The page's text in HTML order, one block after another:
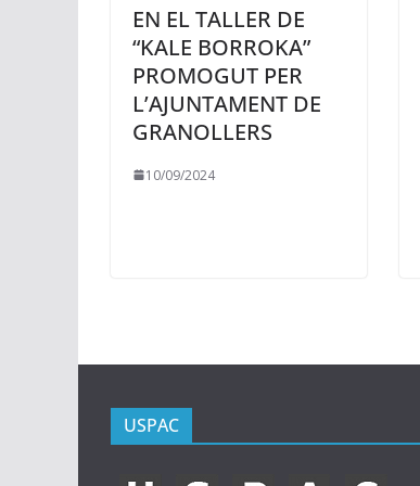
EN EL TALLER DE
“KALE BORROKA”
PROMOGUT PER
L’AJUNTAMENT DE
GRANOLLERS
10/09/2024
USPAC